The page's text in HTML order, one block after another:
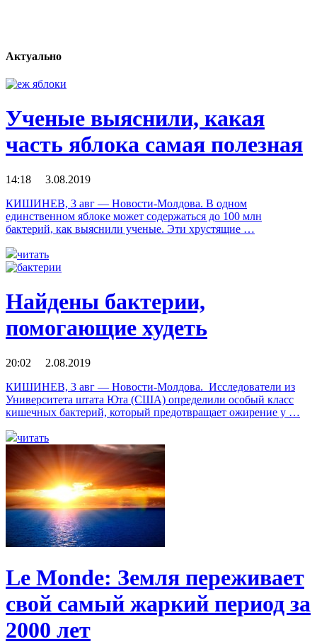
Актуально
Ученые выяснили, какая
часть яблока самая полезная
14:18 3.08.2019
КИШИНЕВ, 3 авг — Новости-Молдова. В одном
единственном яблоке может содержаться до 100 млн
бактерий, как выяснили ученые. Эти хрустящие …
читать
Найдены бактерии,
помогающие худеть
20:02 2.08.2019
КИШИНЕВ, 3 авг — Новости-Молдова. Исследователи из
Университета штата Юта (США) определили особый класс
кишечных бактерий, который предотвращает ожирение у …
читать
Le Monde: Земля переживает
свой самый жаркий период за
2000 лет